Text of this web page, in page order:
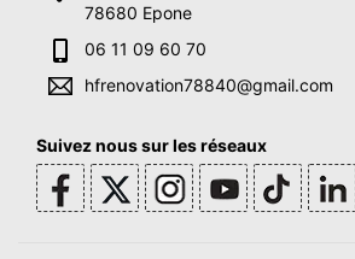
78680 Epone
06 11 09 60 70
hfrenovation78840@gmail.com
Suivez nous sur les réseaux